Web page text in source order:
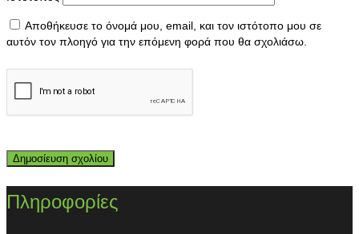
Αποθήκευσε το όνομά μου, email, και τον ιστότοπο μου σε
αυτόν τον πλοηγό για την επόμενη φορά που θα σχολιάσω.
Πληροφορίες